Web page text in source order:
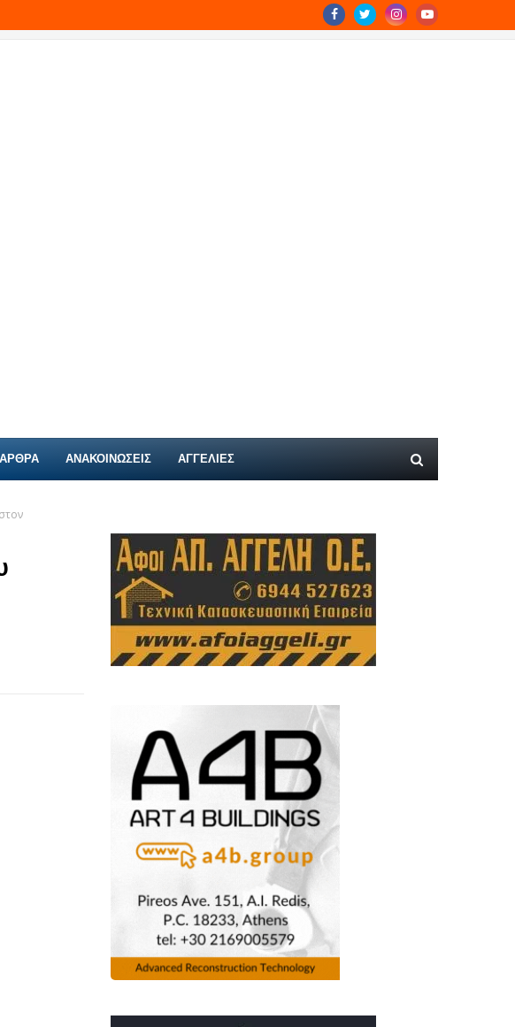
ΑΡΘΡΑ ΑΝΑΚΟΙΝΩΣΕΙΣ ΑΓΓΕΛΊΕΣ